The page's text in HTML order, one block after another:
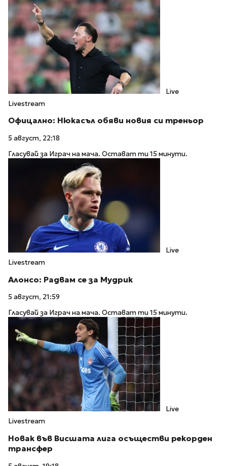
Live
Livestream
Офицално: Нюкасъл обяви новия си треньор
5 август, 22:18
Гласувай за Играч на мача. Остават ти 15 минути.
Live
Livestream
Алонсо: Радвам се за Мудрик
5 август, 21:59
Гласувай за Играч на мача. Остават ти 15 минути.
Live
Livestream
Новак във Висшата лига осъществи рекорден
трансфер